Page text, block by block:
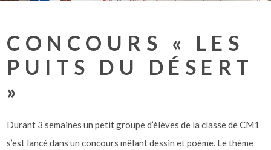
CONCOURS « LES
PUITS DU DÉSERT
»
Durant 3 semaines un petit groupe d’élèves de la classe de CM1
s’est lancé dans un concours mêlant dessin et poème. Le thème